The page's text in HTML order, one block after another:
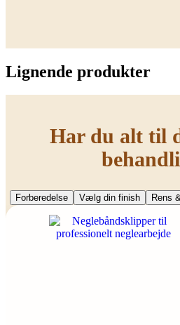
Lignende produkter
Har du alt til
Forberedelse Vælg din finish Rens